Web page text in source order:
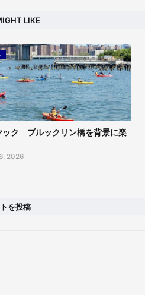
LIKE
ック ブルックリン橋を背景に楽
2026
を投稿